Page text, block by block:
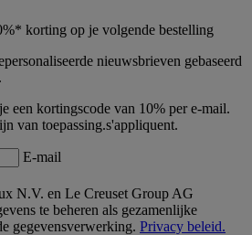
korting op je volgende bestelling
nieuwsbrieven gebaseerd
een kortingscode van 10% per e-mail.
van toepassing.s'appliquent.
E-mail
N.V. en Le Creuset Group AG
te beheren als gezamenlijke
gegevensverwerking. Privacy beleid.